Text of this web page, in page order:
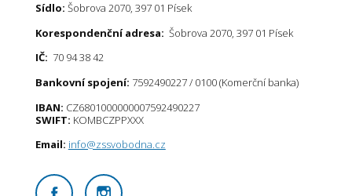
Sídlo: Šobrova 2070, 397 01 Písek
Korespondenční adresa: Šobrova 2070, 397 01 Písek
IČ: 70 94 38 42
Bankovní spojení: 7592490227 / 0100 (Komerční banka)
IBAN: CZ6801000000007592490227
SWIFT: KOMBCZPPXXX
Email: info@zssvobodna.cz